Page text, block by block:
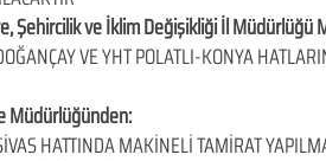
Şehircilik ve İklim Değişikliği İl
VE YHT POLATLI-KONYA
Müdürlüğünden:
HATTINDA MAKİNELİ TAMİRAT